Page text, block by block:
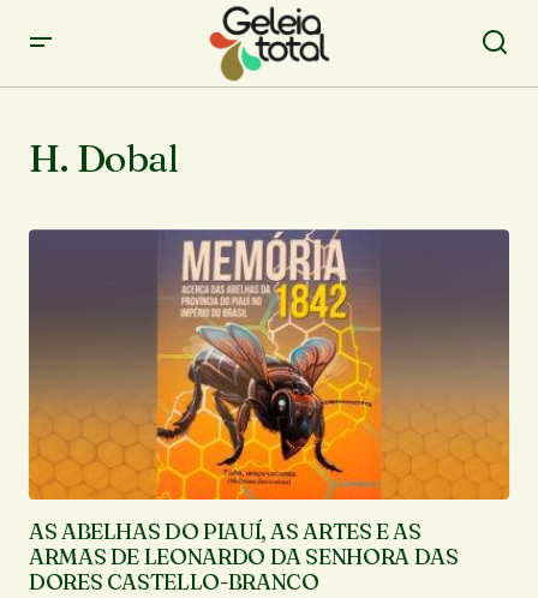
H. Dobal
AS ABELHAS DO PIAUÍ, AS ARTES E AS
ARMAS DE LEONARDO DA SENHORA DAS
DORES CASTELLO-BRANCO